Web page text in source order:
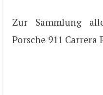
Zur Sammlung
Porsche 911 Carrera